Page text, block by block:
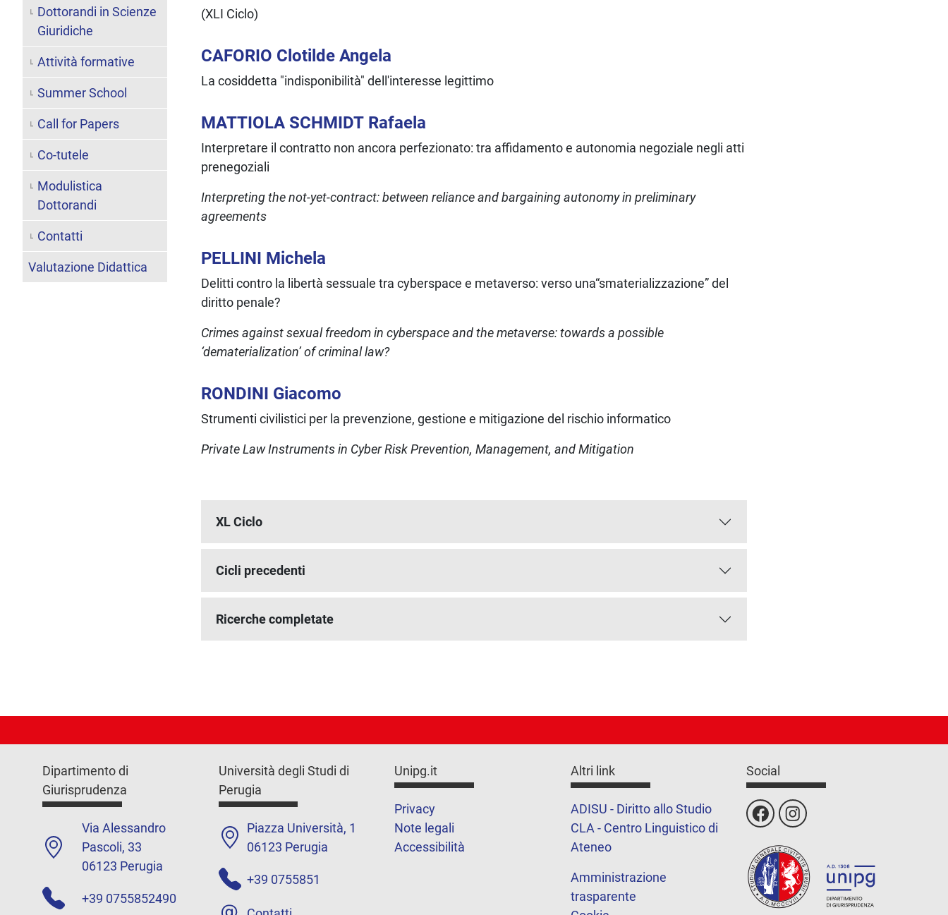
(XLI Ciclo)
CAFORIO Clotilde Angela
La cosiddetta "indisponibilità" dell'interesse legittimo
MATTIOLA SCHMIDT Rafaela
Interpretare il contratto non ancora perfezionato: tra affidamento e autonomia negoziale negli atti
prenegoziali
Interpreting the not-yet-contract: between reliance and bargaining autonomy in preliminary
agreements
PELLINI Michela
Delitti contro la libertà sessuale tra cyberspace e metaverso: verso una“smaterializzazione” del
diritto penale?
Crimes against sexual freedom in cyberspace and the metaverse: towards a possible
‘dematerialization’ of criminal law?
RONDINI Giacomo
Strumenti civilistici per la prevenzione, gestione e mitigazione del rischio informatico
Private Law Instruments in Cyber Risk Prevention, Management, and Mitigation
XL Ciclo
Cicli precedenti
Ricerche completate
Dottorandi in Scienze
Giuridiche
Attività formative
Summer School
Call for Papers
Co-tutele
Modulistica
Dottorandi
Contatti
Valutazione Didattica
Dipartimento di
Giurisprudenza
Via Alessandro
Pascoli, 33
06123 Perugia
+39 0755852490
Università degli Studi di
Perugia
Piazza Università, 1
06123 Perugia
+39 0755851
Unipg.it
Privacy
Note legali
Accessibilità
Altri link
ADISU - Diritto allo Studio
CLA - Centro Linguistico di
Ateneo
Amministrazione
trasparente
Social